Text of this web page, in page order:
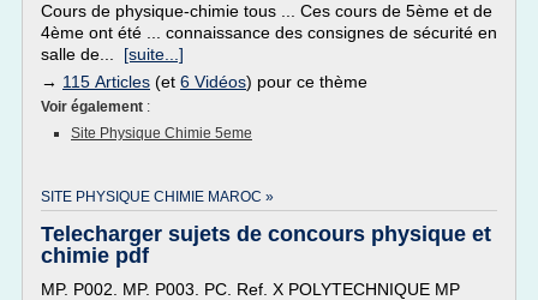
Cours de physique-chimie tous ... Ces cours de 5ème et de
4ème ont été ... connaissance des consignes de sécurité en
salle de... [suite...]
→ 115 Articles (et 6 Vidéos) pour ce thème
Voir également :
Site Physique Chimie 5eme
SITE PHYSIQUE CHIMIE MAROC »
Telecharger sujets de concours physique et
chimie pdf
MP. P002. MP. P003. PC. Ref. X POLYTECHNIQUE MP